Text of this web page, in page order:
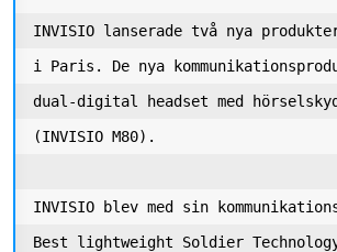
INVISIO lanserade två nya produkter
i Paris. De nya
dual-digital headset med
(INVISIO M80).
INVISIO blev med sin
Best lightweight Soldier